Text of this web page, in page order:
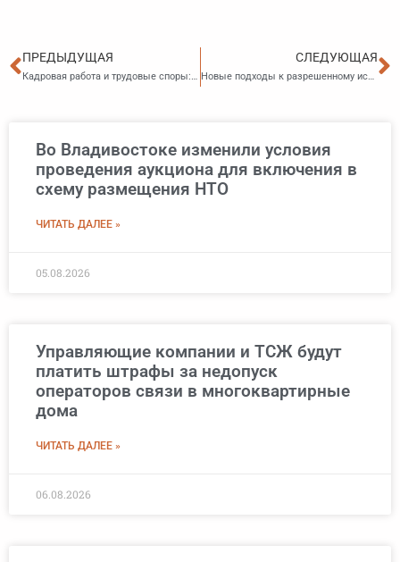
Пред
ПРЕДЫДУЩАЯ
Кадровая работа и трудовые споры: судебная практика
СЛЕДУЮЩАЯ
Новые подходы к разрешенному использованию земельных участков с 1 марта 2026 года
Во Владивостоке изменили условия
проведения аукциона для включения в
схему размещения НТО
ЧИТАТЬ ДАЛЕЕ »
05.08.2026
Управляющие компании и ТСЖ будут
платить штрафы за недопуск
операторов связи в многоквартирные
дома
ЧИТАТЬ ДАЛЕЕ »
06.08.2026